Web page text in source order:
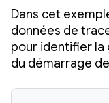
Dans cet
données de
pour identifier la
du démarrage